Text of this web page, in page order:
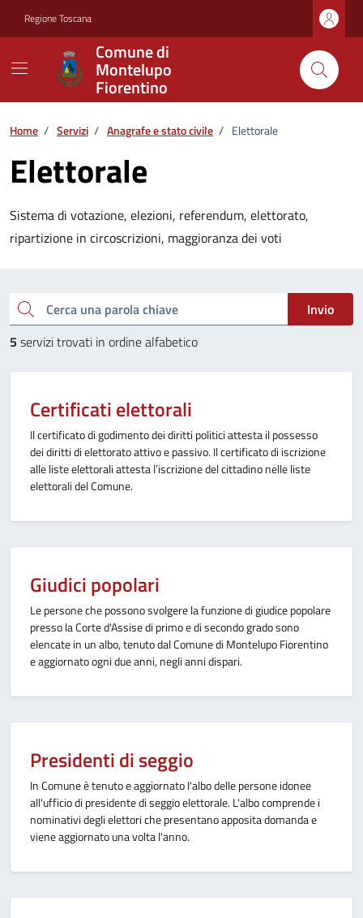
Regione Toscana
Comune di
Montelupo
Fiorentino
Home / Servizi / Anagrafe e stato civile / Elettorale
Elettorale
Sistema di votazione, elezioni, referendum, elettorato,
ripartizione in circoscrizioni, maggioranza dei voti
Cerca una parola chiave
Invio
5 servizi trovati in ordine alfabetico
Certificati elettorali
Il certificato di godimento dei diritti politici attesta il possesso
dei diritti di elettorato attivo e passivo. Il certificato di iscrizione
alle liste elettorali attesta l’iscrizione del cittadino nelle liste
elettorali del Comune.
Giudici popolari
Le persone che possono svolgere la funzione di giudice popolare
presso la Corte d'Assise di primo e di secondo grado sono
elencate in un albo, tenuto dal Comune di Montelupo Fiorentino
e aggiornato ogni due anni, negli anni dispari.
Presidenti di seggio
In Comune è tenuto e aggiornato l'albo delle persone idonee
all'ufficio di presidente di seggio elettorale. L'albo comprende i
nominativi degli elettori che presentano apposita domanda e
viene aggiornato una volta l'anno.